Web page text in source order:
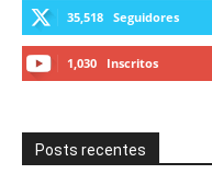
35,518 Seguidores
1,030 Inscritos
Posts recentes